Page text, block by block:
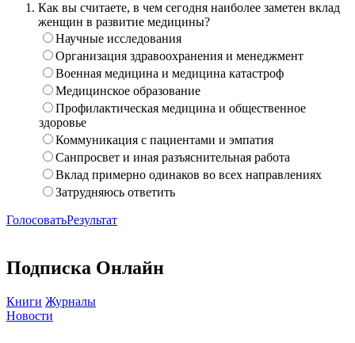
Как вы считаете, в чем сегодня наиболее заметен вклад
женщин в развитие медицины?
Научные исследования
Организация здравоохранения и менеджмент
Военная медицина и медицина катастроф
Медицинское образование
Профилактическая медицина и общественное
здоровье
Коммуникация с пациентами и эмпатия
Санпросвет и иная разъяснительная работа
Вклад примерно одинаков во всех направлениях
Затрудняюсь ответить
ГолосоватьРезультат
Подписка Онлайн
Книги Журналы
Новости